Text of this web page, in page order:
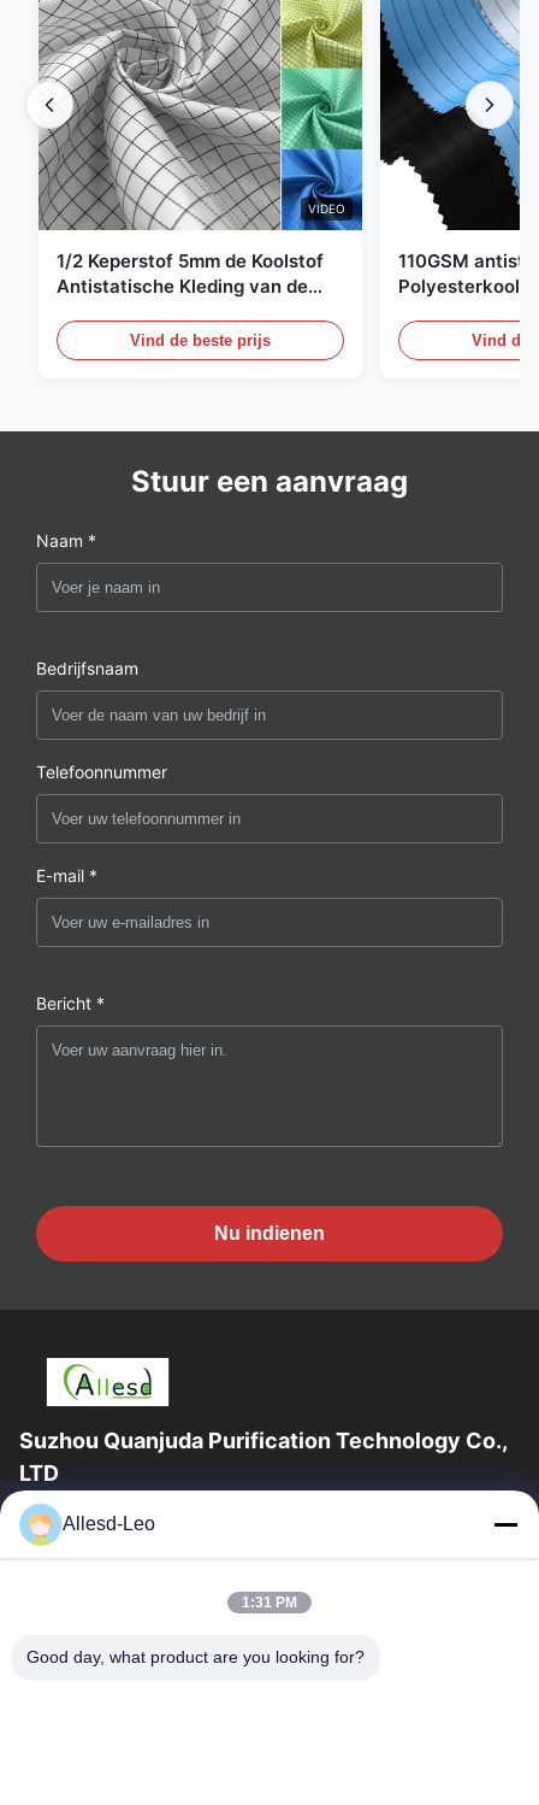
VIDEO
1/2 Keperstof 5mm de Koolstof
Antistatische Kleding van de
Vind de beste prijs
110GSM
Vind de
Stuur een aanvraag
Naam *
Bedrijfsnaam
Telefoonnummer
E-mail *
Bericht *
Nu indienen
Suzhou Quanjuda Purification Technology Co.,
LTD
16years ervaring, als belangrijke fabrikant en exporteur van
ESD & Cleanroom producten, bieden wij een volledige lijn van
Huis
Producten
Allesd-Leo
1:31 PM
Good day, what product are you looking for?